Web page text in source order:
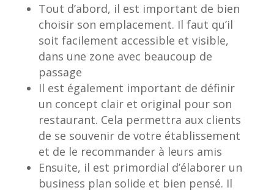
Tout d’abord, il est important de bien
choisir son emplacement. Il faut qu’il
soit facilement accessible et visible,
dans une zone avec beaucoup de
passage
Il est également important de définir
un concept clair et original pour son
restaurant. Cela permettra aux clients
de se souvenir de votre établissement
et de le recommander à leurs amis
Ensuite, il est primordial d’élaborer un
business plan solide et bien pensé. Il